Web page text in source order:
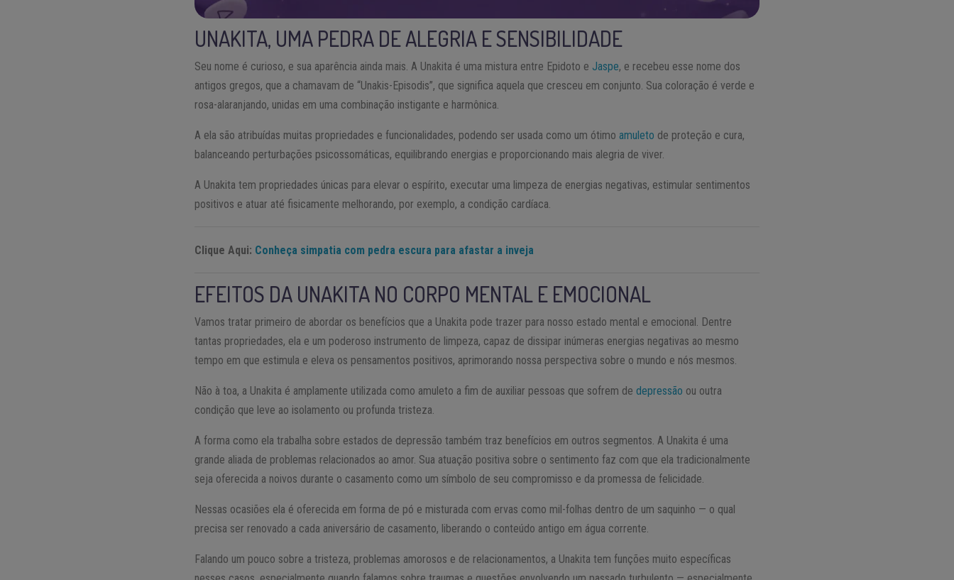
UNAKITA, UMA PEDRA DE ALEGRIA E SENSIBILIDADE
Seu nome é curioso, e sua aparência ainda mais. A Unakita é uma mistura entre Epidoto e Jaspe, e recebeu esse nome dos
antigos gregos, que a chamavam de “Unakis-Episodis”, que significa aquela que cresceu em conjunto. Sua coloração é verde e
rosa-alaranjando, unidas em uma combinação instigante e harmônica.
A ela são atribuídas muitas propriedades e funcionalidades, podendo ser usada como um ótimoamuleto de proteção e cura,
balanceando perturbações psicossomáticas, equilibrando energias e proporcionando mais alegria de viver.
A Unakita tem propriedades únicas para elevar o espírito, executar uma limpeza de energias negativas, estimular sentimentos
positivos e atuar até fisicamente melhorando, por exemplo, a condição cardíaca.
Clique Aqui: Conheça simpatia com pedra escura para afastar a inveja
EFEITOS DA UNAKITA NO CORPO MENTAL E EMOCIONAL
Vamos tratar primeiro de abordar os benefícios que a Unakita pode trazer para nosso estado mental e emocional. Dentre
tantas propriedades, ela e um poderoso instrumento de limpeza, capaz de dissipar inúmeras energias negativas ao mesmo
tempo em que estimula e eleva os pensamentos positivos, aprimorando nossa perspectiva sobre o mundo e nós mesmos.
Não à toa, a Unakita é amplamente utilizada como amuleto a fim de auxiliar pessoas que sofrem dedepressão ou outra
condição que leve ao isolamento ou profunda tristeza.
A forma como ela trabalha sobre estados de depressão também traz benefícios em outros segmentos. A Unakita é uma
grande aliada de problemas relacionados ao amor. Sua atuação positiva sobre o sentimento faz com que ela tradicionalmente
seja oferecida a noivos durante o casamento como um símbolo de seu compromisso e da promessa de felicidade.
Nessas ocasiões ela é oferecida em forma de pó e misturada com ervas como mil-folhas dentro de um saquinho — o qual
precisa ser renovado a cada aniversário de casamento, liberando o conteúdo antigo em água corrente.
Falando um pouco sobre a tristeza, problemas amorosos e de relacionamentos, a Unakita tem funções muito específicas